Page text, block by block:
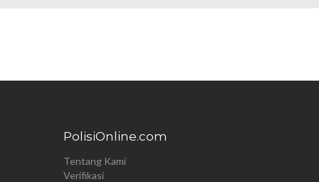
PolisiOnline.com
Tentang Kami
Verifikasi